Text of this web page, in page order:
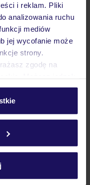
i reklam. Pliki
analizowania ruchu
mediów
jej wycofanie może
strony.
zgodę na
w zakładkę
znajdziesz